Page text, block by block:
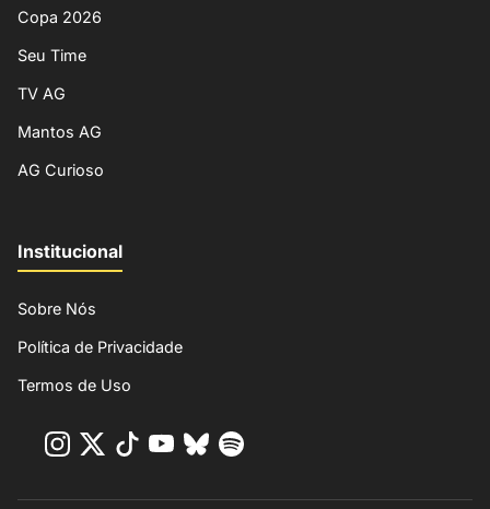
Copa 2026
Seu Time
TV AG
Mantos AG
AG Curioso
Institucional
Sobre Nós
Política de Privacidade
Termos de Uso